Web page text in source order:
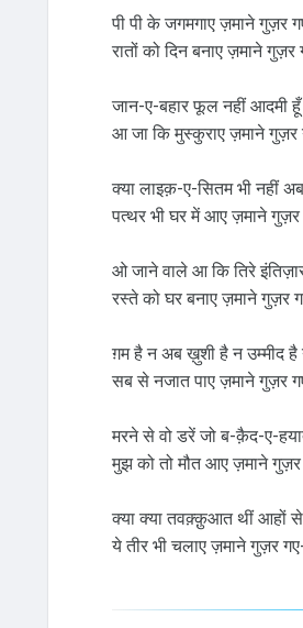
पी पी के जगमगाए ज़माने गुज़र
रातों को दिन बनाए ज़माने गुज़र
जान-ए-बहार फूल नहीं आदमी
आ जा कि मुस्कुराए ज़माने गुज़र
क्या लाइक़-ए-सितम भी नहीं
पत्थर भी घर में आए ज़माने गुज़र
ओ जाने वाले आ कि तिरे
रस्ते को घर बनाए ज़माने गुज़र
ग़म है न अब ख़ुशी है न उम्मीद है
सब से नजात पाए ज़माने गुज़र
मरने से वो डरें जो ब-क़ैद-ए-
मुझ को तो मौत आए ज़माने गुज़र
क्या क्या तवक़्क़ुआत थीं आहों
ये तीर भी चलाए ज़माने गुज़र